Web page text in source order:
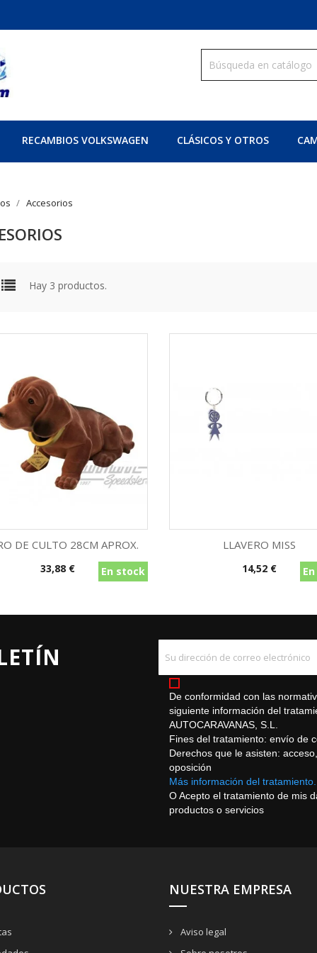
RECAMBIOS VOLKSWAGEN CLÁSICOS Y OTROS
Accesorios
Hay 3 productos.
Vista rápida
DE CULTO 28CM APROX.
En stock
Precio
33,88 € Vista rápida
LLAVERO MISS
Precio
14,52 €
De conformidad con las
siguiente información del
AUTOCARAVANAS, S.L.
Fines del tratamiento: envío de
Derechos que le asisten:
oposición
Más información del tratamiento.
O Acepto el tratamiento de mis
productos o servicios
NUESTRA EMPRESA
Aviso legal